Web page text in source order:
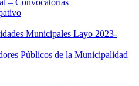
– Convocatorias
Municipales Layo 2023-
Públicos de la Municipalidad